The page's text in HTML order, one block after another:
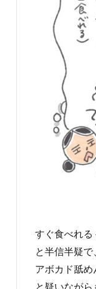
すぐ食べれる
と半信半疑で
アボカド舐め
と疑いながら